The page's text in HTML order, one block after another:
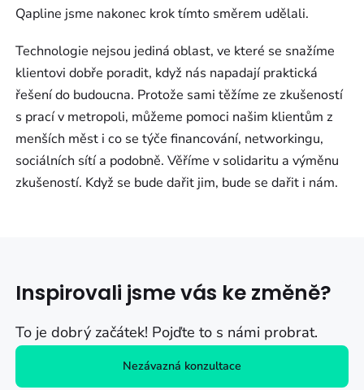
Qapline jsme nakonec krok tímto směrem udělali.
Technologie nejsou jediná oblast, ve které se snažíme
klientovi dobře poradit, když nás napadají praktická
řešení do budoucna. Protože sami těžíme ze zkušeností
s prací v metropoli, můžeme pomoci našim klientům z
menších měst i co se týče financování, networkingu,
sociálních sítí a podobně. Věříme v solidaritu a výměnu
zkušeností. Když se bude dařit jim, bude se dařit i nám.
Inspirovali jsme vás ke změně?
To je dobrý začátek! Pojďte to s námi probrat.
Nezávazná konzultace